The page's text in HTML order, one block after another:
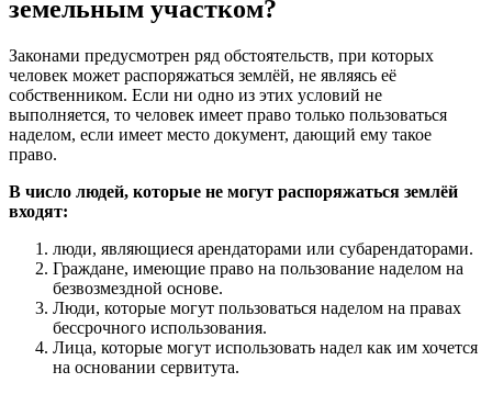
земельным участком?
Законами предусмотрен ряд обстоятельств, при которых
человек может распоряжаться землёй, не являясь её
собственником. Если ни одно из этих условий не
выполняется, то человек имеет право только пользоваться
наделом, если имеет место документ, дающий ему такое
право.
В число людей, которые не могут распоряжаться землёй
входят:
люди, являющиеся арендаторами или субарендаторами.
Граждане, имеющие право на пользование наделом на
безвозмездной основе.
Люди, которые могут пользоваться наделом на правах
бессрочного использования.
Лица, которые могут использовать надел как им хочется
на основании сервитута.